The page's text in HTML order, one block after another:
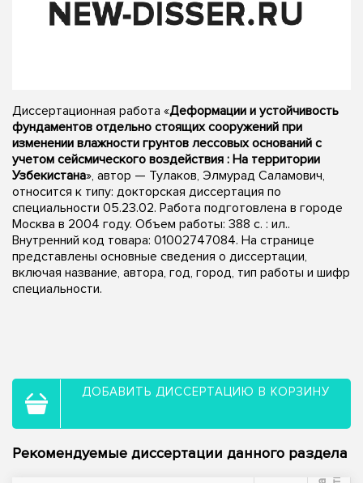
Диссертационная работа «Деформации и устойчивость
фундаментов отдельно стоящих сооружений при
изменении влажности грунтов лессовых оснований с
учетом сейсмического воздействия : На территории
Узбекистана», автор — Тулаков, Элмурад Саламович,
относится к типу: докторская диссертация по
специальности 05.23.02. Работа подготовлена в городе
Москва в 2004 году. Объем работы: 388 с. : ил..
Внутренний код товара: 01002747084. На странице
представлены основные сведения о диссертации,
включая название, автора, год, город, тип работы и шифр
специальности.
ДОБАВИТЬ ДИССЕРТАЦИЮ В КОРЗИНУ
Рекомендуемые диссертации данного раздела